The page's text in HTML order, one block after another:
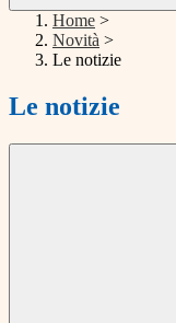
Home >
Novità >
Le notizie
Le notizie